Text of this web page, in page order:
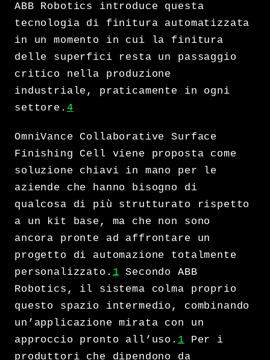
ABB Robotics introduce questa
tecnologia di finitura automatizzata
in un momento in cui la finitura
delle superfici resta un passaggio
critico nella produzione
industriale, praticamente in ogni
settore. 4
OmniVance Collaborative Surface
Finishing Cell viene proposta come
soluzione chiavi in mano per le
aziende che hanno bisogno di
qualcosa di più strutturato rispetto
a un kit base, ma che non sono
ancora pronte ad affrontare un
progetto di automazione totalmente
personalizzato. 1 Secondo ABB
Robotics, il sistema colma proprio
questo spazio intermedio, combinando
un’applicazione mirata con un
approccio pronto all’uso. 1 Per i
produttori che dipendono da